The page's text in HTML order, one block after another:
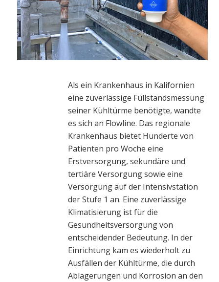
Als ein Krankenhaus in Kalifornien
eine zuverlässige Füllstandsmessung
seiner Kühltürme benötigte, wandte
es sich an Flowline. Das regionale
Krankenhaus bietet Hunderte von
Patienten pro Woche eine
Erstversorgung, sekundäre und
tertiäre Versorgung sowie eine
Versorgung auf der Intensivstation
der Stufe 1 an. Eine zuverlässige
Klimatisierung ist für die
Gesundheitsversorgung von
entscheidender Bedeutung. In der
Einrichtung kam es wiederholt zu
Ausfällen der Kühltürme, die durch
Ablagerungen und Korrosion an den